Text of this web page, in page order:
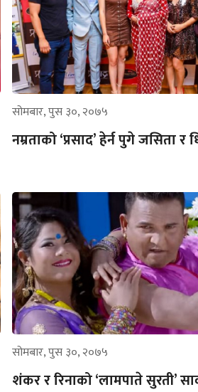
सोमबार, पुस ३०, २०७५
नम्रताको ‘प्रसाद’ हेर्न पुगे जसिता र
सोमबार, पुस ३०, २०७५
शंकर र रिनाको ‘लामपाते सुरती’